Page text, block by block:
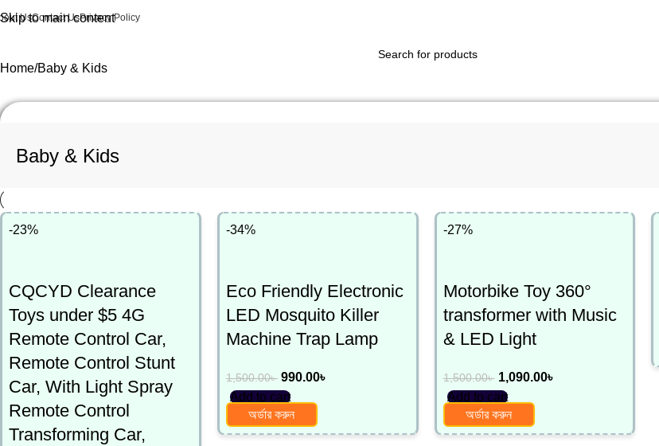
Skip to main content
UsContact UsPrivacy Policy
Home Baby & Kids
Baby & Kids
-23%
CQCYD Clearance
Toys under $5 4G
Remote Control Car,
Remote Control Stunt
Car, With Light Spray
Remote Control
Transforming Car,
-34%
Eco Friendly Electronic
LED Mosquito Killer
Machine Trap Lamp
1,500.00৳ 990.00৳
Add to cart
অর্ডার করুন
-27%
Motorbike Toy 360°
transformer with Music
& LED Light
1,500.00৳ 1,090.00৳
Add to cart
অর্ডার করুন